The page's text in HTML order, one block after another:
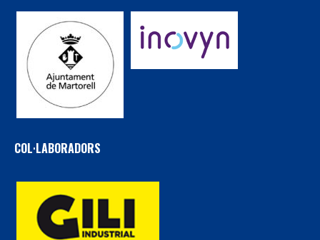
COL·LABORADORS